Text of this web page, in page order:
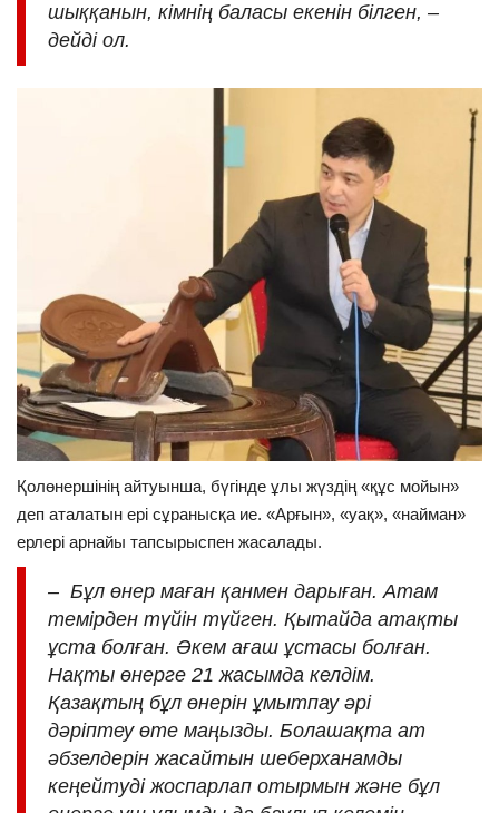
шыққанын, кімнің баласы екенін білген, –
дейді ол.
Қолөнершінің айтуынша, бүгінде ұлы жүздің «құс мойын»
деп аталатын ері сұранысқа ие. «Арғын», «уақ», «найман»
ерлері арнайы тапсырыспен жасалады.
– Бұл өнер маған қанмен дарыған. Атам
темірден түйін түйген. Қытайда атақты
ұста болған. Әкем ағаш ұстасы болған.
Нақты өнерге 21 жасымда келдім.
Қазақтың бұл өнерін ұмытпау әрі
дәріптеу өте маңызды. Болашақта ат
әбзелдерін жасайтын шеберханамды
кеңейтуді жоспарлап отырмын және бұл